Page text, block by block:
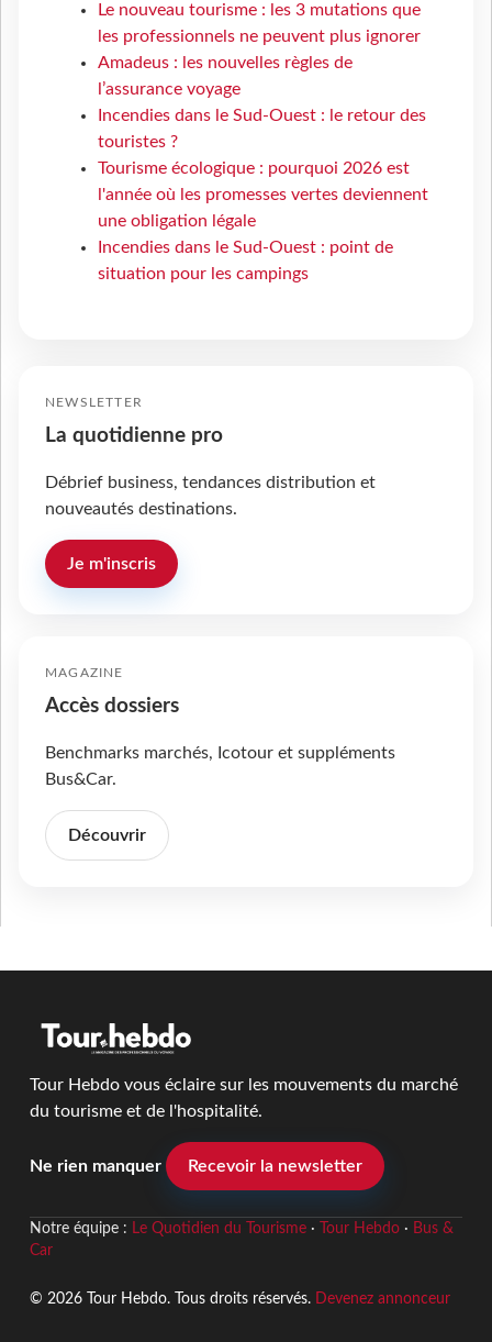
Le nouveau tourisme : les 3 mutations que
les professionnels ne peuvent plus ignorer
Amadeus : les nouvelles règles de
l’assurance voyage
Incendies dans le Sud-Ouest : le retour des
touristes ?
Tourisme écologique : pourquoi 2026 est
l'année où les promesses vertes deviennent
une obligation légale
Incendies dans le Sud-Ouest : point de
situation pour les campings
NEWSLETTER
La quotidienne pro
Débrief business, tendances distribution et
nouveautés destinations.
Je m'inscris
MAGAZINE
Accès dossiers
Benchmarks marchés, Icotour et suppléments
Bus&Car.
Découvrir
Tour Hebdo vous éclaire sur les mouvements du marché
du tourisme et de l'hospitalité.
Ne rien manquer Recevoir la newsletter
Notre équipe : Le Quotidien du Tourisme· Tour Hebdo· Bus &
Car
© 2026 Tour Hebdo. Tous droits réservés. Devenez annonceur